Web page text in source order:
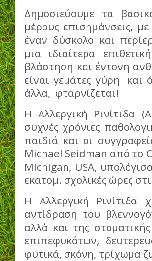
Δημοσιεύουμε τα
μέρους επισημάνσεις,
έναν δύσκολο και
μια ιδιαίτερα
βλάστηση και έντονη
είναι γεμάτες γύρη και
άλλα, φταρνίζεται!
Η Αλλεργική Ρινίτιδα
συχνές χρόνιες
παιδιά και οι
Michael Seidman από το
Michigan, USA,
εκατομ. σχολικές ώρες
Η Αλλεργική Ρινίτιδα
αντίδραση του
αλλά και της
επιπεφυκότων,
φυτικά, σκόνη, τρίχωμα